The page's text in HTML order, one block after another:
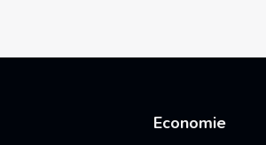
Economie